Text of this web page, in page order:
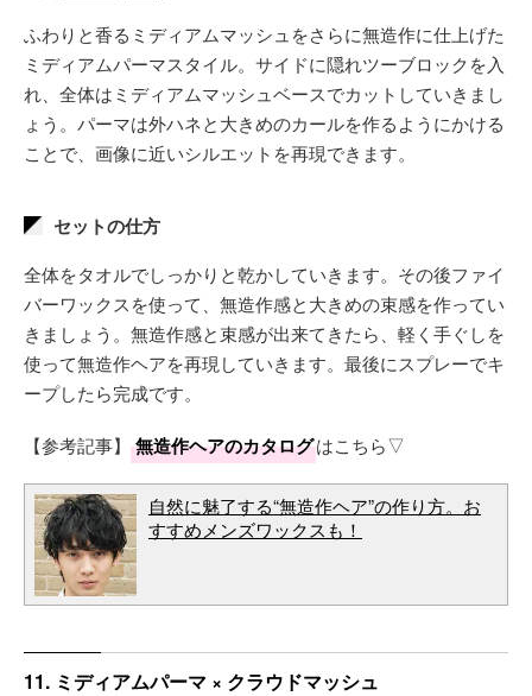
ふわりと香るミディアムマッシュをさらに無造作に仕上げた
ミディアムパーマスタイル。サイドに隠れツーブロックを入
れ、全体はミディアムマッシュベースでカットしていきまし
ょう。パーマは外ハネと大きめのカールを作るようにかける
ことで、画像に近いシルエットを再現できます。
セットの仕方
全体をタオルでしっかりと乾かしていきます。その後ファイ
バーワックスを使って、無造作感と大きめの束感を作ってい
きましょう。無造作感と束感が出来てきたら、軽く手ぐしを
使って無造作ヘアを再現していきます。最後にスプレーでキ
ープしたら完成です。
【参考記事】 無造作ヘアのカタログはこちら▽
自然に魅了する“無造作ヘア”の作り方。お
すすめメンズワックスも！
11. ミディアムパーマ × クラウドマッシュ